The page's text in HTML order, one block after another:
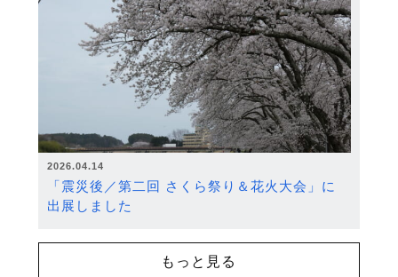
2026.04.14
「震災後／第二回 さくら祭り＆花火大会」に
出展しました
もっと見る